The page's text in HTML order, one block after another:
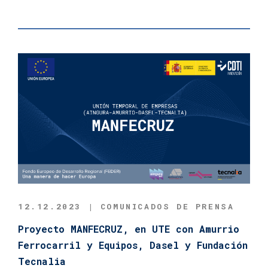
12.12.2023 | COMUNICADOS DE PRENSA
Proyecto MANFECRUZ, en UTE con Amurrio
Ferrocarril y Equipos, Dasel y Fundación
Tecnalia